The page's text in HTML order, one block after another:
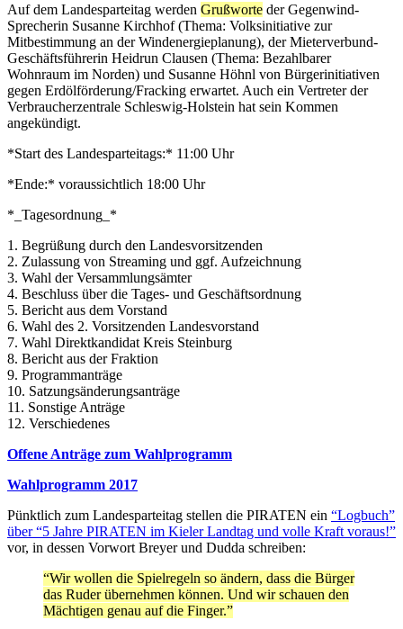
Auf dem Landesparteitag werden Grußworte der Gegenwind-
Sprecherin Susanne Kirchhof (Thema: Volksinitiative zur
Mitbestimmung an der Windenergieplanung), der Mieterverbund-
Geschäftsführerin Heidrun Clausen (Thema: Bezahlbarer
Wohnraum im Norden) und Susanne Höhnl von Bürgerinitiativen
gegen Erdölförderung/Fracking erwartet. Auch ein Vertreter der
Verbraucherzentrale Schleswig-Holstein hat sein Kommen
angekündigt.
*Start des Landesparteitags:* 11:00 Uhr
*Ende:* voraussichtlich 18:00 Uhr
*_Tagesordnung_*
1. Begrüßung durch den Landesvorsitzenden
2. Zulassung von Streaming und ggf. Aufzeichnung
3. Wahl der Versammlungsämter
4. Beschluss über die Tages- und Geschäftsordnung
5. Bericht aus dem Vorstand
6. Wahl des 2. Vorsitzenden Landesvorstand
7. Wahl Direktkandidat Kreis Steinburg
8. Bericht aus der Fraktion
9. Programmanträge
10. Satzungsänderungsanträge
11. Sonstige Anträge
12. Verschiedenes
Offene Anträge zum Wahlprogramm
Wahlprogramm 2017
Pünktlich zum Landesparteitag stellen die PIRATEN ein “Logbuch”
über “5 Jahre PIRATEN im Kieler Landtag und volle Kraft voraus!”
vor, in dessen Vorwort Breyer und Dudda schreiben:
“Wir wollen die Spielregeln so ändern, dass die Bürger
das Ruder übernehmen können. Und wir schauen den
Mächtigen genau auf die Finger.”